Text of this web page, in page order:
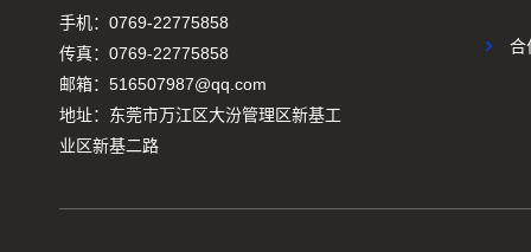
手机：0769-22775858
传真：0769-22775858
邮箱：516507987@qq.com
地址：东莞市万江区大汾管理区新基工
业区新基二路
合